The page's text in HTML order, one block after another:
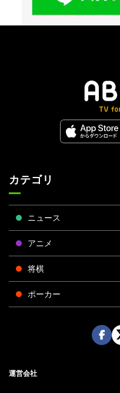
カテゴリ
ニュース
アニメ
将棋
ポーカー
運営会社